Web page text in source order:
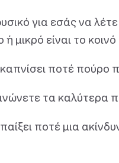
για εσάς να
ή μικρό είναι το
ποτέ πούρο
τα καλύτερα
ποτέ μια